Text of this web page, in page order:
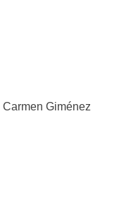
Carmen Giménez